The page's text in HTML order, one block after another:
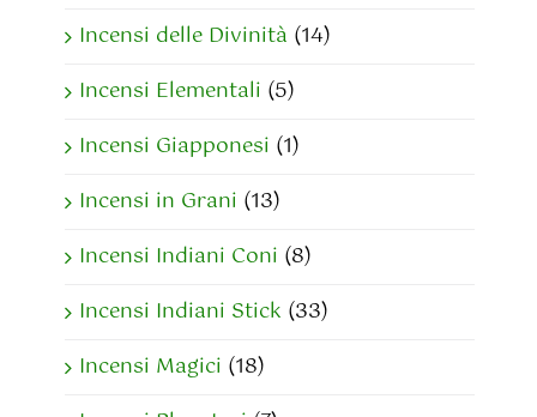
Incensi delle Divinità (14)
Incensi Elementali (5)
Incensi Giapponesi (1)
Incensi in Grani (13)
Incensi Indiani Coni (8)
Incensi Indiani Stick (33)
Incensi Magici (18)